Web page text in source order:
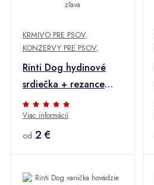
KRMIVO PRE PSOV,
KONZERVY PRE PSOV,
Rinti Dog hydinové
srdiečka + rezance
300g + Množstevná
zľava
Viac informácií
od 2 €